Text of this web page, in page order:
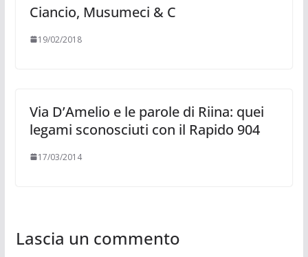
Ciancio, Musumeci & C
19/02/2018
Via D’Amelio e le parole di Riina: quei
legami sconosciuti con il Rapido 904
17/03/2014
Lascia un commento